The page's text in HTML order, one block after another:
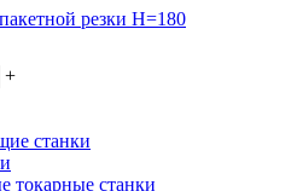
резки H=180
+
станки
токарные станки